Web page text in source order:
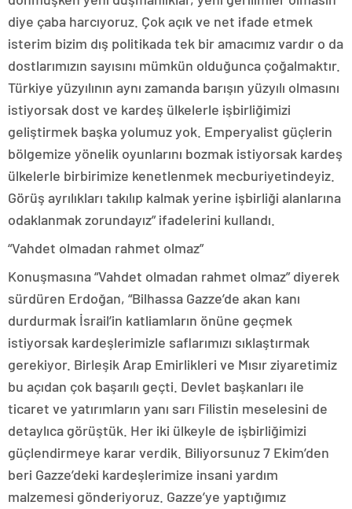
diye çaba harcıyoruz. Çok açık ve net ifade etmek
isterim bizim dış politikada tek bir amacımız vardır o da
dostlarımızın sayısını mümkün olduğunca çoğalmaktır.
Türkiye yüzyılının aynı zamanda barışın yüzyılı olmasını
istiyorsak dost ve kardeş ülkelerle işbirliğimizi
geliştirmek başka yolumuz yok. Emperyalist güçlerin
bölgemize yönelik oyunlarını bozmak istiyorsak kardeş
ülkelerle birbirimize kenetlenmek mecburiyetindeyiz.
Görüş ayrılıkları takılıp kalmak yerine işbirliği alanlarına
odaklanmak zorundayız” ifadelerini kullandı.
“Vahdet olmadan rahmet olmaz”
Konuşmasına “Vahdet olmadan rahmet olmaz” diyerek
sürdüren Erdoğan, “Bilhassa Gazze’de akan kanı
durdurmak İsrail’in katliamların önüne geçmek
istiyorsak kardeşlerimizle saflarımızı sıklaştırmak
gerekiyor. Birleşik Arap Emirlikleri ve Mısır ziyaretimiz
bu açıdan çok başarılı geçti. Devlet başkanları ile
ticaret ve yatırımların yanı sarı Filistin meselesini de
detaylıca görüştük. Her iki ülkeyle de işbirliğimizi
güçlendirmeye karar verdik. Biliyorsunuz 7 Ekim’den
beri Gazze’deki kardeşlerimize insani yardım
malzemesi gönderiyoruz. Gazze’ye yaptığımız